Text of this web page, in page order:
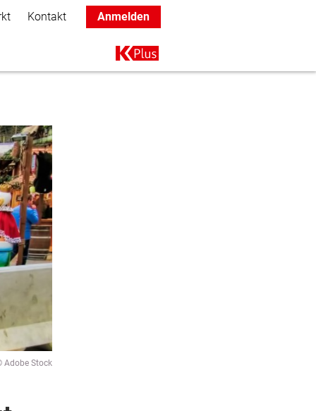
Kontakt Anmelden
Main navigation
K+
Adobe Stock